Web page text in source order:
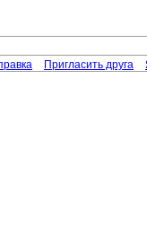
Пригласить друга